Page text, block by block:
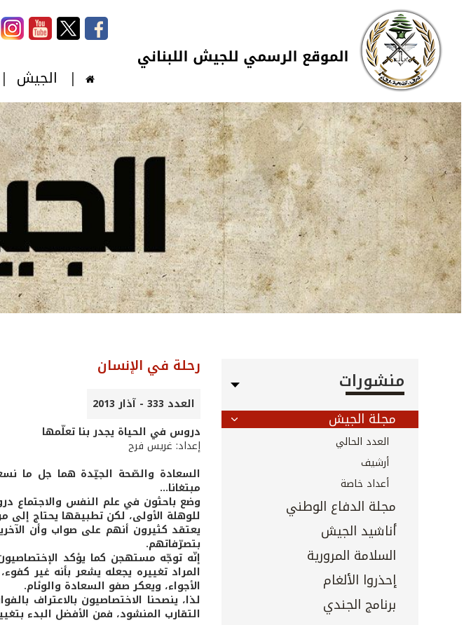
تجاوز إلى المحتوى الرئيسي
Skip to navigation
الجيش
منشورات
مجلة الجيش
العدد الحالي
أرشيف
أعداد خاصة
مجلة الدفاع الوطني
أناشيد الجيش
السلامة المرورية
إحذروا الألغام
برنامج الجندي
رحلة في الإنسان
العدد 333 - آذار 2013
دروس في الحياة يجدر بنا تعلّمها
إعداد: غريس فرح
السعادة والصّحة الجيّدة هما جل ما
مبتغانا...
وضع باحثون في علم النفس والاجتماع
للوهلة الأولى، لكن تطبيقها يحتاج إلى
يعتقد كثيرون أنهم على صواب وأن
بتصرّفاتهم.
إنّه توجّه مستهجن كما يؤكد
المراد تغييره يجعله يشعر بأنه غير
الأجواء، ويعكر صفو السعادة والوئام.
لذا، ينصحنا الاختصاصيون بالاعتراف
التقارب المنشود، فمن الأفضل البدء